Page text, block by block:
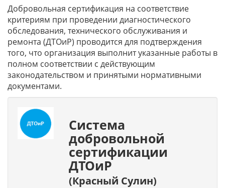
Добровольная сертификация на соответствие
критериям при проведении диагностического
обследования, технического обслуживания и
ремонта (ДТОиР) проводится для подтверждения
того, что организация выполнит указанные работы в
полном соответствии с действующим
законодательством и принятыми нормативными
документами.
Система
добровольной
сертификации
ДТОиР
(Красный Сулин)